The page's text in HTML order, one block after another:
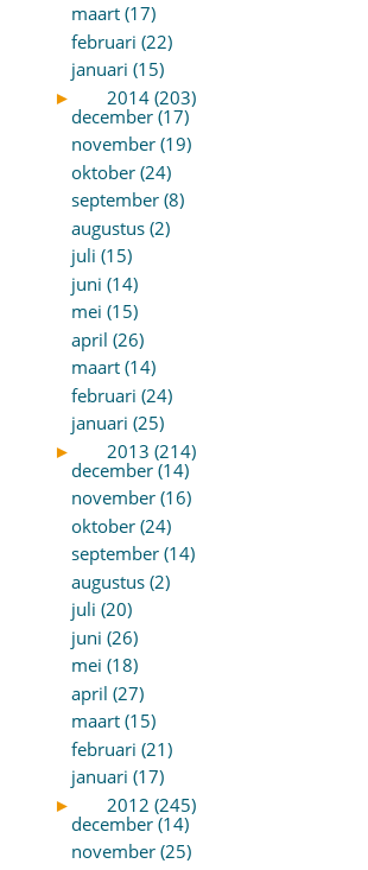
maart (17)
februari (22)
januari (15)
►
2014 (203)
december (17)
november (19)
oktober (24)
september (8)
augustus (2)
juli (15)
juni (14)
mei (15)
april (26)
maart (14)
februari (24)
januari (25)
►
2013 (214)
december (14)
november (16)
oktober (24)
september (14)
augustus (2)
juli (20)
juni (26)
mei (18)
april (27)
maart (15)
februari (21)
januari (17)
►
2012 (245)
december (14)
november (25)